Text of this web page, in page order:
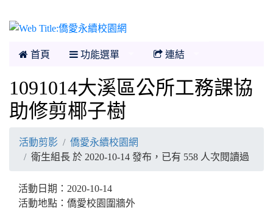
首頁 功能選單 連結
1091014大溪區公所工務課協
助修剪椰子樹
活動剪影
僑愛永續校園網
衛生組長 於 2020-10-14 發布，已有 558 人次閱讀過
活動日期：2020-10-14
活動地點：僑愛校園圍牆外